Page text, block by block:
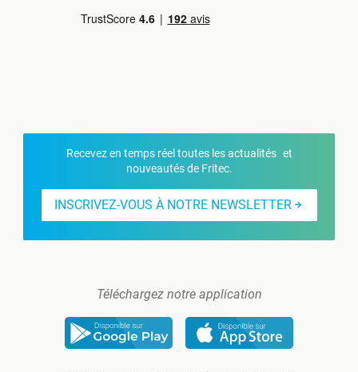
Recevez en temps réel toutes les actualités et
nouveautés de Fritec.
INSCRIVEZ-VOUS À NOTRE NEWSLETTER
Téléchargez notre application